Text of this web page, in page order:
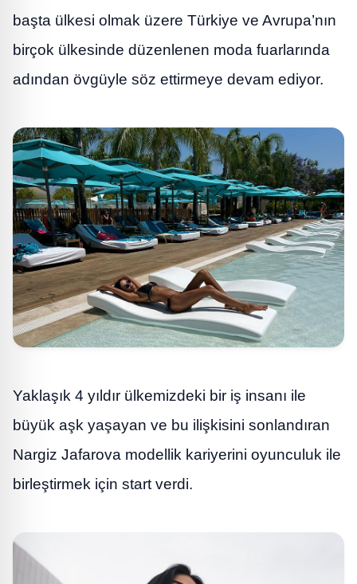
başta ülkesi olmak üzere Türkiye ve Avrupa’nın
birçok ülkesinde düzenlenen moda fuarlarında
adından övgüyle söz ettirmeye devam ediyor.
Yaklaşık 4 yıldır ülkemizdeki bir iş insanı ile
büyük aşk yaşayan ve bu ilişkisini sonlandıran
Nargiz Jafarova modellik kariyerini oyunculuk ile
birleştirmek için start verdi.